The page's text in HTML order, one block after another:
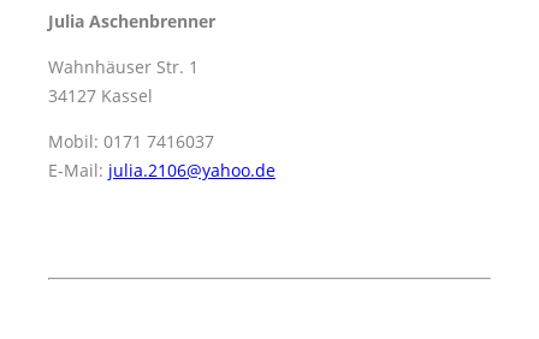
Julia Aschenbrenner
Wahnhäuser Str. 1
34127 Kassel
Mobil: 0171 7416037
E-Mail: julia.2106@yahoo.de